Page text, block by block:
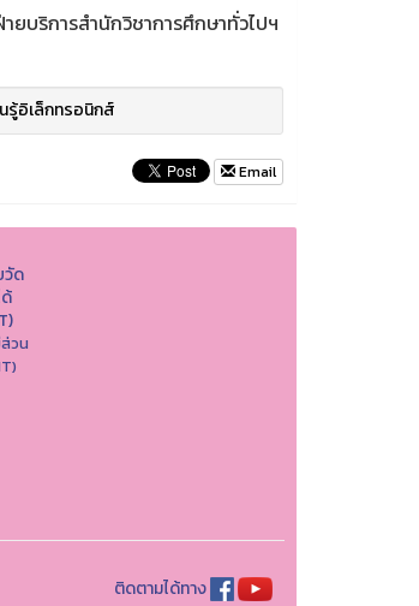
ยบริการสำนักวิชาการศึกษาทั่วไปฯ
รู้อิเล็กทรอนิกส์
Email
วัด
วน
ติดตามได้ทาง